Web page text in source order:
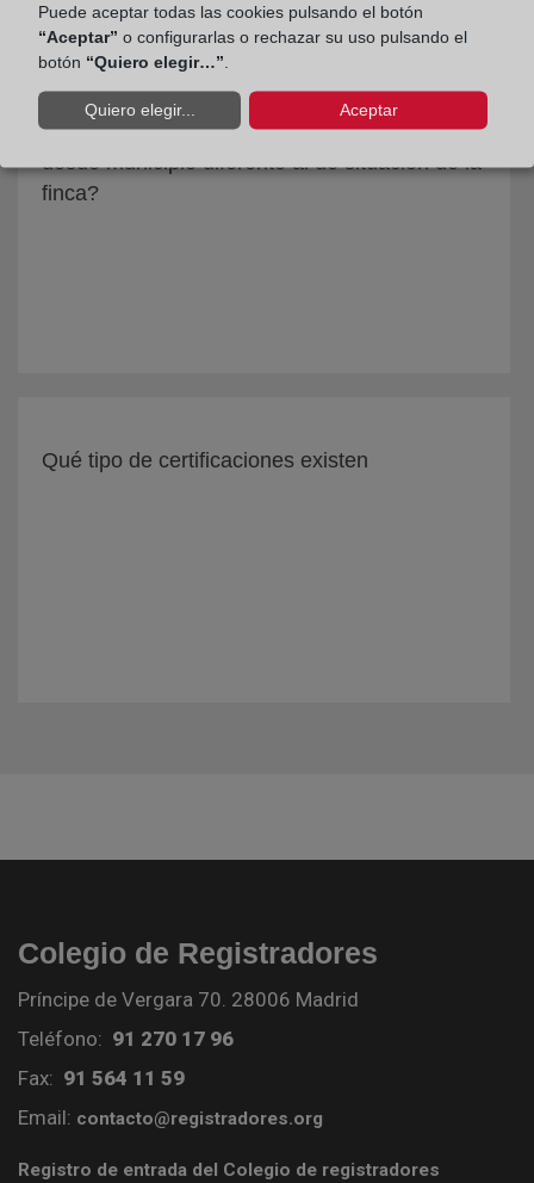
¿Cómo puede solicitarse una nota simple
desde municipio diferente al de situación de la
finca?
Qué tipo de certificaciones existen
Colegio de Registradores
Príncipe de Vergara 70. 28006 Madrid
Teléfono: 91 270 17 96
Fax: 91 564 11 59
Email: contacto@registradores.org
Registro de entrada del Colegio de registradores
Puede aceptar todas las cookies pulsando el botón
“Aceptar” o configurarlas o rechazar su uso pulsando el
botón “Quiero elegir…”
Quiero elegir... Aceptar